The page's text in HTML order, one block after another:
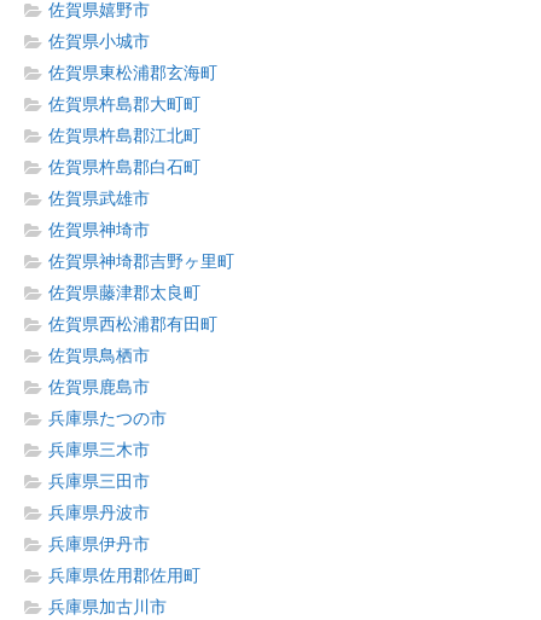
佐賀県嬉野市
佐賀県小城市
佐賀県東松浦郡玄海町
佐賀県杵島郡大町町
佐賀県杵島郡江北町
佐賀県杵島郡白石町
佐賀県武雄市
佐賀県神埼市
佐賀県神埼郡吉野ヶ里町
佐賀県藤津郡太良町
佐賀県西松浦郡有田町
佐賀県鳥栖市
佐賀県鹿島市
兵庫県たつの市
兵庫県三木市
兵庫県三田市
兵庫県丹波市
兵庫県伊丹市
兵庫県佐用郡佐用町
兵庫県加古川市